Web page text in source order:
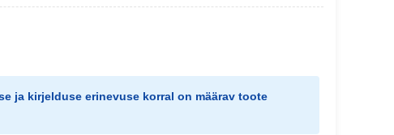
ja kirjelduse erinevuse korral on määrav toote